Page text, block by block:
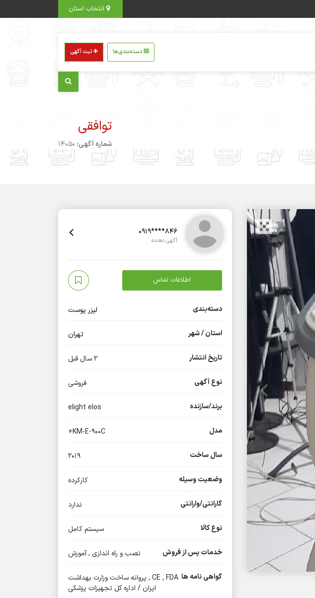
دسته‌بندی‌ها ثبت آگهی
توافقی
شماره آگهی: 14050
0919****846
آگهی دهنده
اطلاعات تماس
دسته‌بندی لیزر پوست
استان / شهر تهران
تاریخ انتشار 2 سال قبل
نوع آگهی فروشی
برند/سازنده elight elos
مدل KM-E-900C+
سال ساخت 2019
وضعیت وسیله کارکرده
گارانتی/وارانتی ندارد
نوع کالا سیستم کامل
خدمات پس از فروش نصب و راه اندازی , آموزش
گواهی نامه ها
CE , FDA , پروانه ساخت وزارت بهداشت
ایران / اداره کل تجهیزات پزشکی